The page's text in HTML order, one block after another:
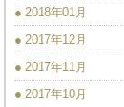
● 2018年01月
● 2017年12月
● 2017年11月
● 2017年10月